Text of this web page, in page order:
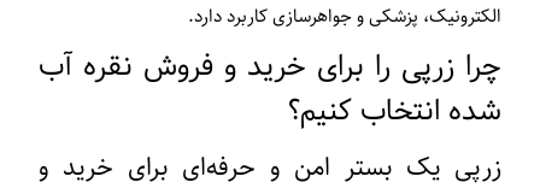
الکترونیک، پزشکی و جواهرسازی کاربرد دارد.
چرا زرپی را برای خرید و فروش نقره آب‌
شده انتخاب کنیم؟
زرپی یک بستر امن و حرفه‌ای برای خرید و